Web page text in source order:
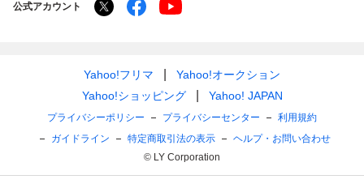
公式アカウント
Yahoo!フリマ
Yahoo!オークション
Yahoo!ショッピング
Yahoo! JAPAN
プライバシーポリシー プライバシーセンター
利用規約
ガイドライン
特定商取引法の表示
ヘルプ・お問い合わせ
© LY Corporation